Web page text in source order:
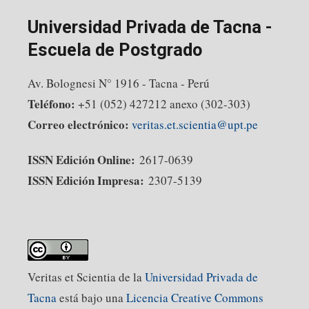
Universidad Privada de Tacna -
Escuela de Postgrado
Av. Bolognesi N° 1916 - Tacna - Perú
Teléfono: +51 (052) 427212 anexo (302-303)
Correo electrónico: veritas.et.scientia@upt.pe
ISSN Edición Online: 2617-0639
ISSN Edición Impresa: 2307-5139
Veritas et Scientia de laUniversidad Privada de
Tacnaestá bajo unaLicencia Creative Commons